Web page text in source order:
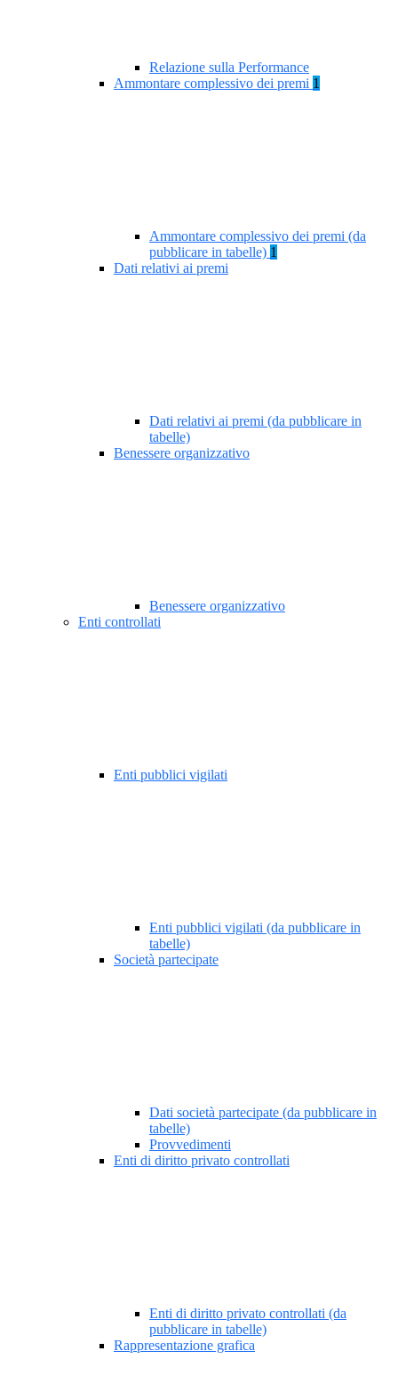
Relazione sulla Performance
Ammontare complessivo dei premi 1
Ammontare complessivo dei premi (da
pubblicare in tabelle) 1
Dati relativi ai premi
Dati relativi ai premi (da pubblicare in
tabelle)
Benessere organizzativo
Benessere organizzativo
Enti controllati
Enti pubblici vigilati
Enti pubblici vigilati (da pubblicare in
tabelle)
Società partecipate
Dati società partecipate (da pubblicare in
tabelle)
Provvedimenti
Enti di diritto privato controllati
Enti di diritto privato controllati (da
pubblicare in tabelle)
Rappresentazione grafica